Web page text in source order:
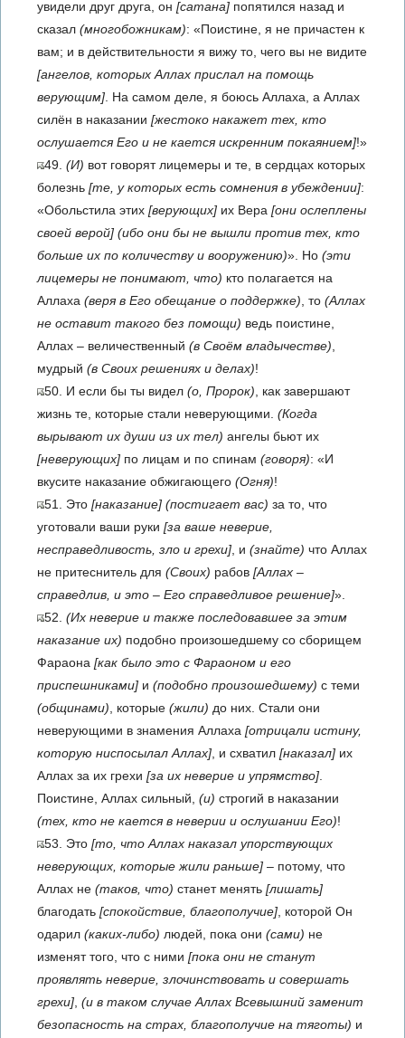
увидели друг друга, он [сатана] попятился назад и
сказал (многобожникам): «Поистине, я не причастен к
вам; и в действительности я вижу то, чего вы не видите
[ангелов, которых Аллах прислал на помощь
верующим] . На самом деле, я боюсь Аллаха, а Аллах
силён в наказании [жестоко накажет тех, кто
ослушается Его и не кается искренним покаянием]!»
49. (И) вот говорят лицемеры и те, в сердцах которых
болезнь [те, у которых есть сомнения в убеждении]:
«Обольстила этих [верующих] их Вера [они ослеплены
своей верой] (ибо они бы не вышли против тех, кто
больше их по количеству и вооружению)». Но (эти
лицемеры не понимают, что) кто полагается на
Аллаха (веря в Его обещание о поддержке) , то (Аллах
не оставит такого без помощи) ведь поистине,
Аллах – величественный (в Своём владычестве)
мудрый (в Своих решениях и делах)!
50. И если бы ты видел (о, Пророк) , как завершают
жизнь те, которые стали неверующими. (Когда
вырывают их души из их тел) ангелы бьют их
[неверующих] по лицам и по спинам (говоря): «И
вкусите наказание обжигающего (Огня)!
51. Это [наказание] (постигает вас) за то, что
уготовали ваши руки [за ваше неверие,
несправедливость, зло и грехи] , и (знайте) что Аллах
не притеснитель для (Своих) рабов [Аллах –
справедлив, и это – Его справедливое решение]».
52. (Их неверие и также последовавшее за этим
наказание их) подобно произошедшему со сборищем
Фараона [как было это с Фараоном и его
приспешниками] и (подобно произошедшему) с теми
(общинами) , которые (жили) до них. Стали они
неверующими в знамения Аллаха [отрицали истину,
которую ниспосылал Аллах] , и схватил [наказал] их
Аллах за их грехи [за их неверие и упрямство]
Поистине, Аллах сильный, (и) строгий в наказании
(тех, кто не кается в неверии и ослушании Его)!
53. Это [то, что Аллах наказал упорствующих
неверующих, которые жили раньше] – потому, что
Аллах не (таков, что) станет менять [лишать]
благодать [спокойствие, благополучие] , которой Он
одарил (каких-либо) людей, пока они (сами) не
изменят того, что с ними [пока они не станут
проявлять неверие, злочинствовать и совершать
грехи] (и в таком случае Аллах Всевышний заменит
безопасность на страх, благополучие на тяготы) и